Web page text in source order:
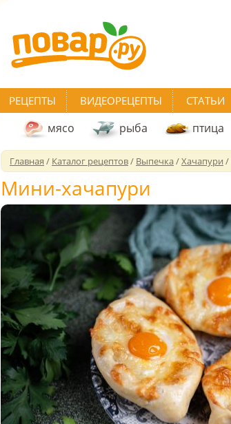
РЕЦЕПТЫ ВИДЕОРЕЦЕПТЫ СТАТЬИ
мясо рыба птица
Главная / Каталог рецептов/ Выпечка/Хачапури /
Мини-хачапури